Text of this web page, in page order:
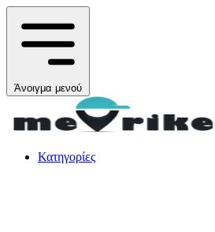
Άνοιγμα μενού
Κατηγορίες